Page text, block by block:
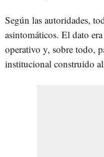
Según las autoridades,
asintomáticos. El dato
operativo y, sobre todo,
institucional construido